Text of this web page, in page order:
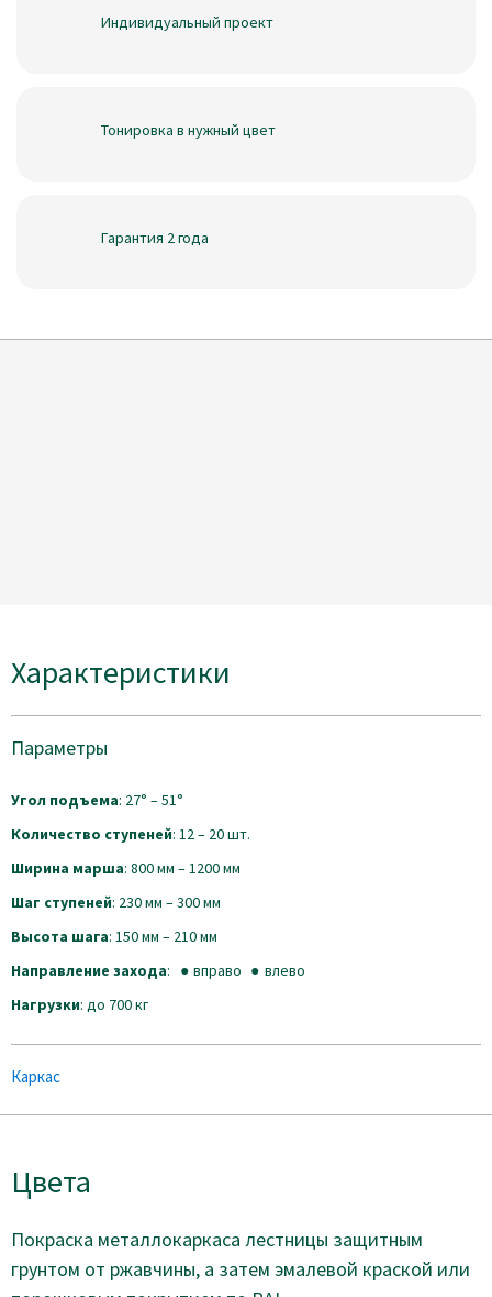
Индивидуальный проект
Тонировка в нужный цвет
Гарантия 2 года
Характеристики
Параметры
Угол подъема: 27° – 51°
Количество ступеней: 12 – 20 шт.
Ширина марша: 800 мм – 1200 мм
Шаг ступеней: 230 мм – 300 мм
Высота шага: 150 мм – 210 мм
Направление захода: вправо
влево
Нагрузки: до 700 кг
Каркас
Цвета
Покраска металлокаркаса лестницы защитным
грунтом от ржавчины, а затем эмалевой краской или